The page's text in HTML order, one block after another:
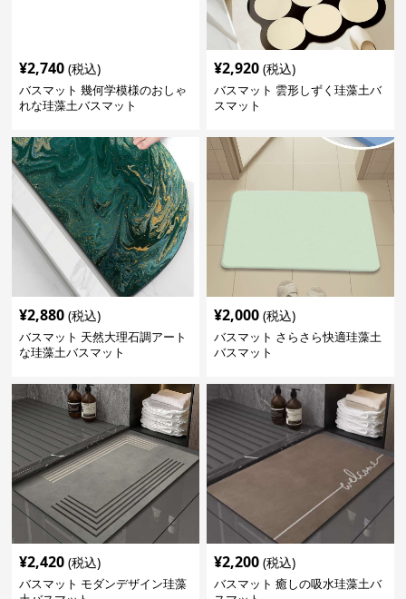
¥2,740 (税込)
バスマット 幾何学模様のおしゃ
れな珪藻土バスマット
¥2,920 (税込)
バスマット 雲形しずく珪藻土バ
スマット
¥2,880 (税込)
バスマット 天然大理石調アート
な珪藻土バスマット
¥2,000 (税込)
バスマット さらさら快適珪藻土
バスマット
¥2,420 (税込)
バスマット モダンデザイン珪藻
¥2,200 (税込)
バスマット 癒しの吸水珪藻土バ